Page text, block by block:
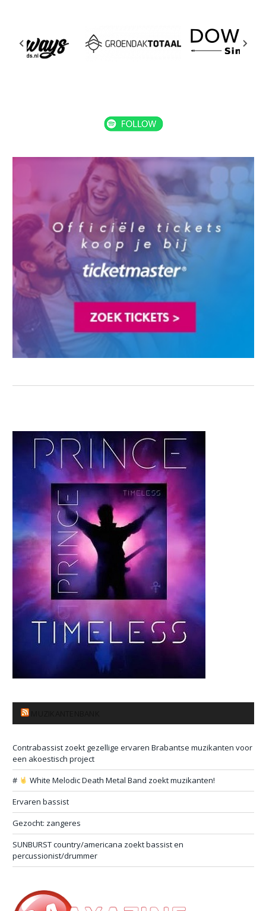
Contrabassist zoekt gezellige ervaren Brabantse muzikanten voor
een akoestisch project
#
White Melodic Death Metal Band zoekt muzikanten!
Ervaren bassist
Gezocht: zangeres
SUNBURST country/americana zoekt bassist en
percussionist/drummer